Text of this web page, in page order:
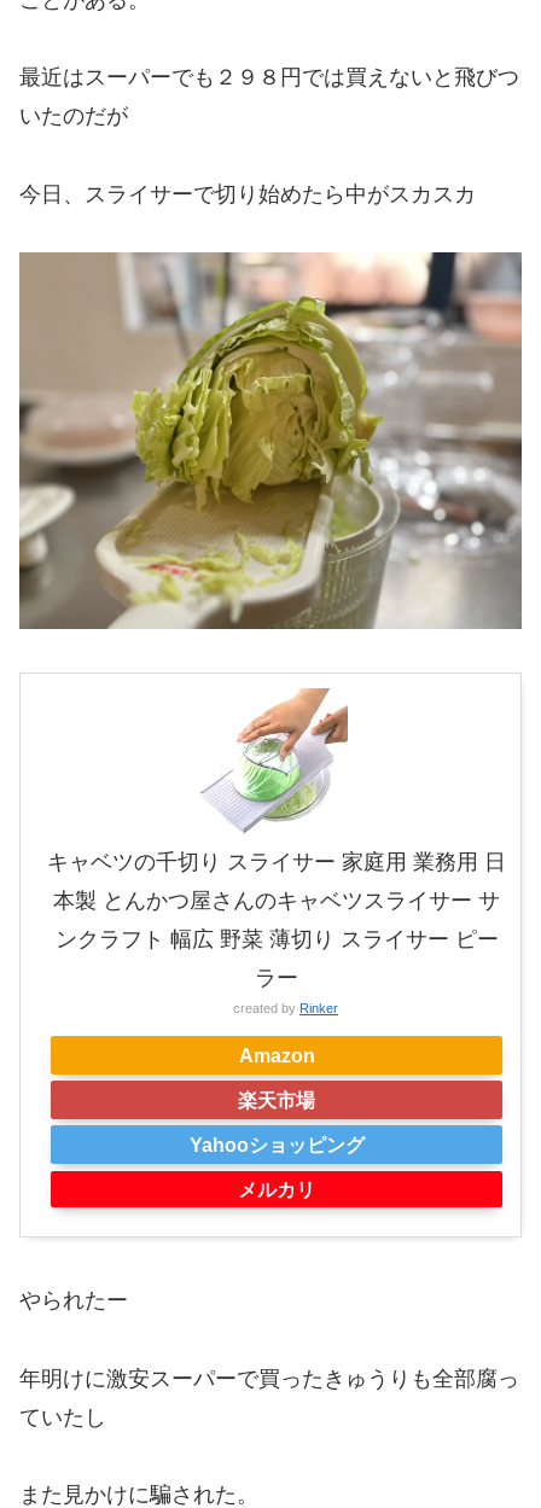
最近はスーパーでも２９８円では買えないと飛びつ
いたのだが
今日、スライサーで切り始めたら中がスカスカ
キャベツの千切り スライサー 家庭用 業務用 日
本製 とんかつ屋さんのキャベツスライサー サ
ンクラフト 幅広 野菜 薄切り スライサー ピー
ラー
created by Rinker
Amazon
楽天市場
Yahooショッピング
メルカリ
やられたー
年明けに激安スーパーで買ったきゅうりも全部腐っ
ていたし
また見かけに騙された。